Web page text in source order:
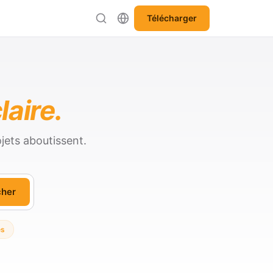
Télécharger
aboutissent.